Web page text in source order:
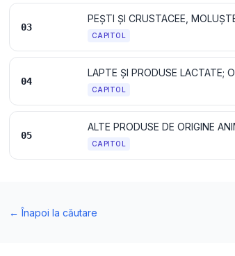
03
PEȘTI ȘI CRUSTACEE,
CAPITOL
04
CAPITOL
05
ALTE PRODUSE DE ORIGINE
CAPITOL
←Înapoi la căutare